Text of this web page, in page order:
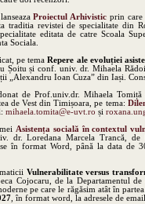
Proiectul Arhivistic prin care
traditia revistei de specialitate din
editata de catre Scoala
Sociala.
pe temaRepere ale evoluției
și conf. univ. dr. Mihaela
„Alexandru Ioan Cuza” din Iași.
de Prof.univ.dr. Mihaela
de Vest din Timișoara, pe tema:
mihaela.tomita@e-uvt.ro și
Asistența socială în contextul
dr. Loredana Marcela Trancă, de
în format Word, până la data de
Vulnerabilitate versus
Cojocaru, de la Departamentul
pe care le răgăsim atât în
, în format word, la adresele de